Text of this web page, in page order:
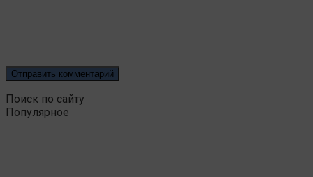
Поиск по сайту
Популярное